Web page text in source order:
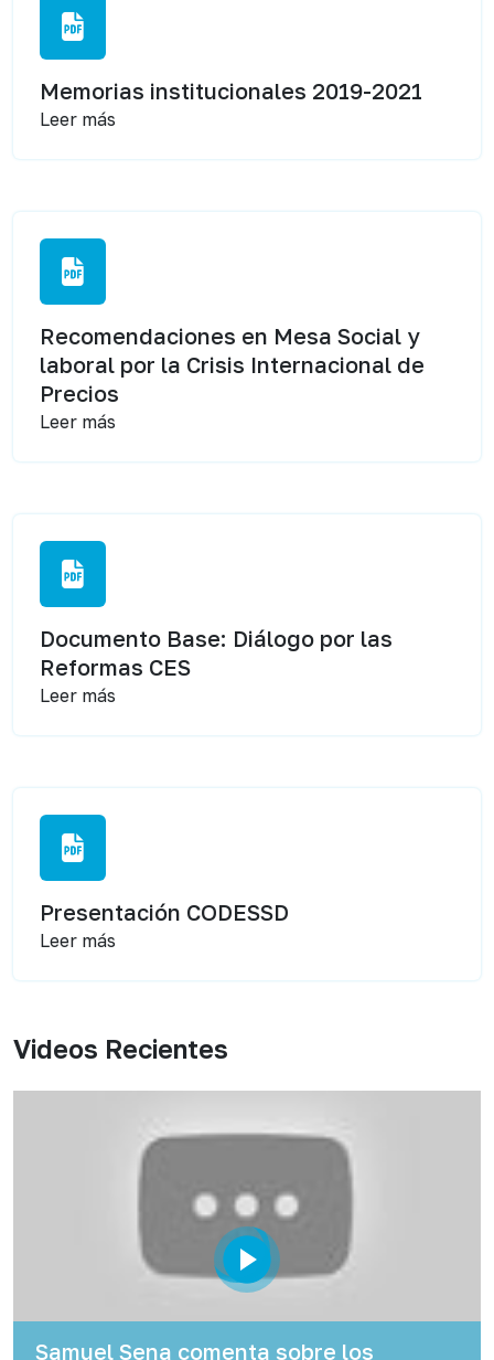
Memorias institucionales 2019-2021
Leer más
Recomendaciones en Mesa Social y
laboral por la Crisis Internacional de
Precios
Leer más
Documento Base: Diálogo por las
Reformas CES
Leer más
Presentación CODESSD
Leer más
Videos Recientes
Samuel Sena comenta sobre los